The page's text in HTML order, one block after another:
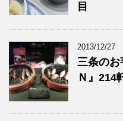
目
2013/12/27
三条のお
Ｎ』214